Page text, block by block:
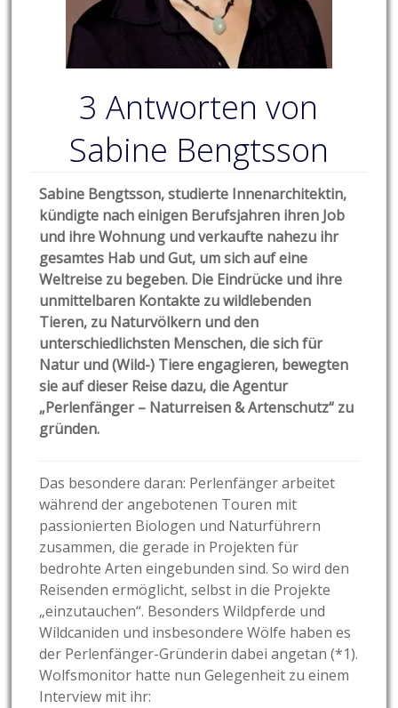
3 Antworten von
Sabine Bengtsson
Sabine Bengtsson, studierte Innenarchitektin,
kündigte nach einigen Berufsjahren ihren Job
und ihre Wohnung und verkaufte nahezu ihr
gesamtes Hab und Gut, um sich auf eine
Weltreise zu begeben. Die Eindrücke und ihre
unmittelbaren Kontakte zu wildlebenden
Tieren, zu Naturvölkern und den
unterschiedlichsten Menschen, die sich für
Natur und (Wild-) Tiere engagieren, bewegten
sie auf dieser Reise dazu, die Agentur
„Perlenfänger – Naturreisen & Artenschutz“ zu
gründen.
Das besondere daran: Perlenfänger arbeitet
während der angebotenen Touren mit
passionierten Biologen und Naturführern
zusammen, die gerade in Projekten für
bedrohte Arten eingebunden sind. So wird den
Reisenden ermöglicht, selbst in die Projekte
„einzutauchen“. Besonders Wildpferde und
Wildcaniden und insbesondere Wölfe haben es
der Perlenfänger-Gründerin dabei angetan (*1).
Wolfsmonitor hatte nun Gelegenheit zu einem
Interview mit ihr: